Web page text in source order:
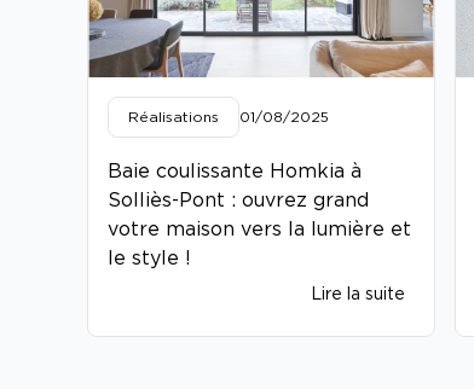
Réalisations 01/08/2025
Baie coulissante Homkia à
Solliès-Pont : ouvrez grand
votre maison vers la lumière et
le style !
Lire la suite